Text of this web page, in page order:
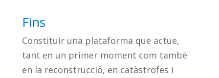
Fins
Constituir una plataforma que actue,
tant en un primer moment com també
en la reconstrucció, en catàstrofes i